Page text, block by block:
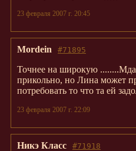
23 февраля 2007 г. 20:45
#71895
Mordein
Точнее на широкую ........Мда
прикольно, но Лина может
потребовать то что та ей
23 февраля 2007 г. 22:09
#71918
Никэ Класс